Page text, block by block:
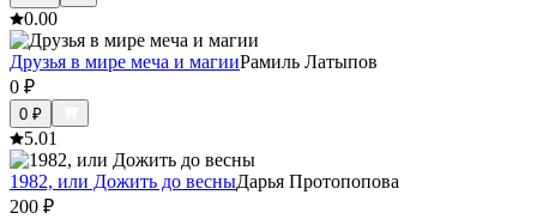
0.00
Друзья в мире меча и магииРамиль Латыпов
0 ₽
0 ₽
5.01
1982, или Дожить до весныДарья Протопопова
200 ₽